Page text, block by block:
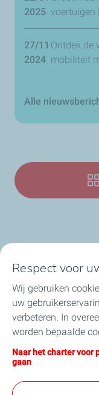
2025 voertuigen
27/11
2024
Ontdek de
mobiliteit
Alle
Onze sectoren in
Onze producten
Nuttige links
Onze online
Respect voor
Wij gebruiken
uw
verbeteren. In
worden bepaalde
geïnstalleerd. U
moment wijzigen
u in met de
Naar het charter voor
gaan